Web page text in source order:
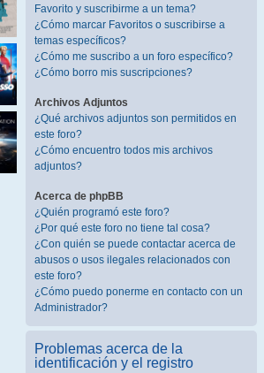
Favorito y suscribirme a un tema?
¿Cómo marcar Favoritos o suscribirse a
temas específicos?
¿Cómo me suscribo a un foro específico?
¿Cómo borro mis suscripciones?
Archivos Adjuntos
¿Qué archivos adjuntos son permitidos en
este foro?
¿Cómo encuentro todos mis archivos
adjuntos?
Acerca de phpBB
¿Quién programó este foro?
¿Por qué este foro no tiene tal cosa?
¿Con quién se puede contactar acerca de
abusos o usos ilegales relacionados con
este foro?
¿Cómo puedo ponerme en contacto con un
Administrador?
Problemas acerca de la
identificación y el registro